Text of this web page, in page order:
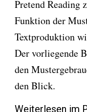
Pretend Reading
Funktion der
Textproduktion
Der vorliegende
den
den Blick.
Weiterlesen im